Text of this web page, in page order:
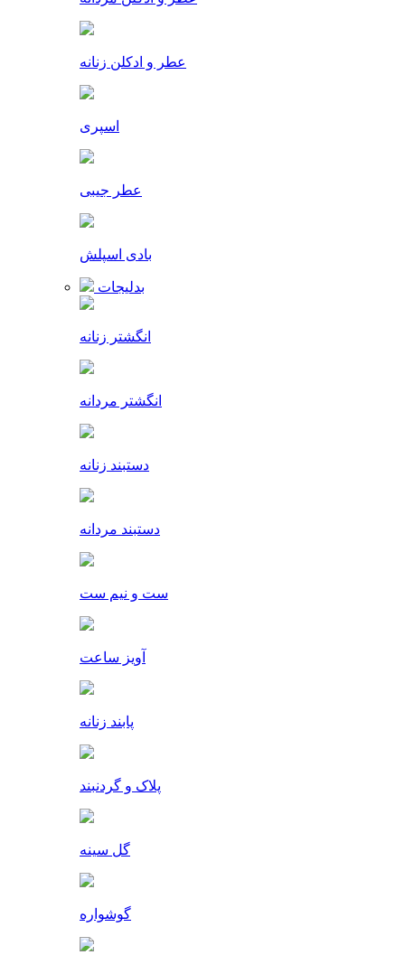
عطر و ادکلن زنانه
اسپری
عطر جیبی
بادی اسپلش
بدلیجات
انگشتر زنانه
انگشتر مردانه
دستبند زنانه
دستبند مردانه
ست و نیم ست
آویز ساعت
پابند زنانه
پلاک و گردنبند
گل سینه
گوشواره